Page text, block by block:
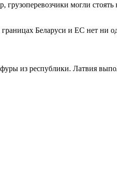
могли
Беларуси и ЕС нет ни
из республики. Латвия